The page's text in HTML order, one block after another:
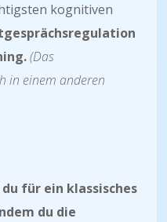
kognitiven
(Das
in einem anderen
für ein klassisches
du die